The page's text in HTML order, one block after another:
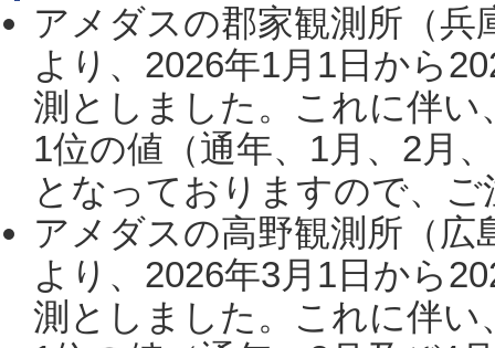
アメダスの郡家観測所（
より、2026年1月1日から
測としました。これに伴い
1位の値（通年、1月、2月
となっておりますので、
アメダスの高野観測所（
より、2026年3月1日から
測としました。これに伴い